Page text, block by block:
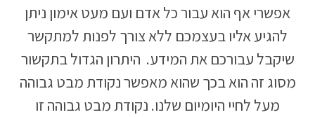
אפשרי אף הוא עבור כל אדם ועם מעט אימון ניתן
להגיע אליו בעצמכם ללא צורך לפנות למתקשר
שיקבל עבורכם את המידע. היתרון הגדול בתקשור
מסוג זה הוא בכך שהוא מאפשר נקודת מבט גבוהה
מעל לחיי היומיום שלנו. נקודת מבט גבוהה זו